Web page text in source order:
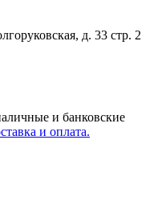
д. 33 стр. 2
и банковские
и оплата.